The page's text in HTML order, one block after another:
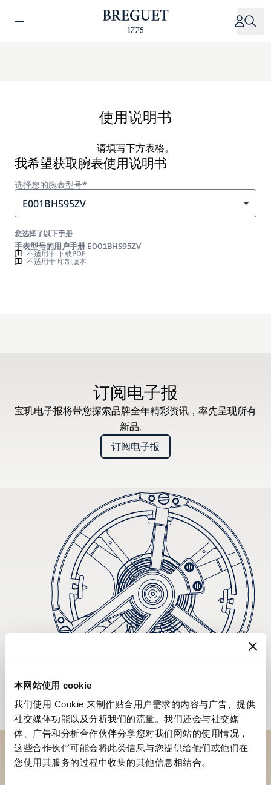
本网站使用 cookie
我们使用 Cookie 来制作贴合用户需求的内容与广告、提供
社交媒体功能以及分析我们的流量。我们还会与社交媒
体、广告和分析合作伙伴分享您对我们网站的使用情况，
这些合作伙伴可能会将此类信息与您提供给他们或他们在
您使用其服务的过程中收集的其他信息相结合。
使用说明书
请填写下方表格。
我希望获取腕表使用说明书
选择您的腕表型号*
E001BHS95ZV
您选择了以下手册
手表型号的用户手册 E001BHS95ZV
不适用于 下载PDF
不适用于 印制版本
订阅电子报
宝玑电子报将带您探索品牌全年精彩资讯，率先呈现所有
新品。
订阅电子报
到访精品店探索品牌系列